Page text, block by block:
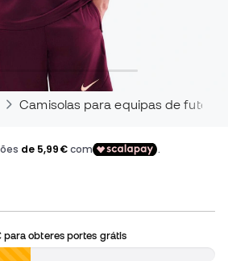
Camisolas para equipas de futebol
para obteres portes grátis